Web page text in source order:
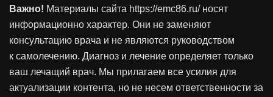
Важно! Материалы сайта https://emc86.ru/ носят
информационно характер. Они не заменяют
консультацию врача и не являются руководством
к самолечению. Диагноз и лечение определяет только
ваш лечащий врач. Мы прилагаем все усилия для
актуализации контента, но не несем ответственности за